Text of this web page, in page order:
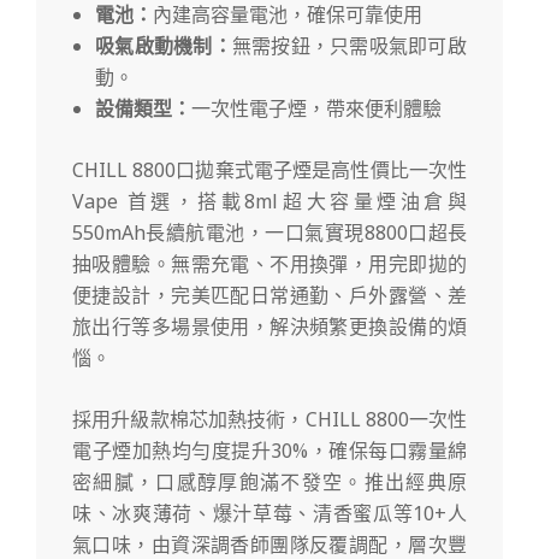
電池： 內建高容量電池，確保可靠使用
吸氣啟動機制： 無需按鈕，只需吸氣即可啟
動。
設備類型：一次性電子煙，帶來便利體驗
CHILL 8800口拋棄式電子煙是高性價比一次性
Vape 首選，搭載8ml超大容量煙油倉與
550mAh長續航電池，一口氣實現8800口超長
抽吸體驗。無需充電、不用換彈，用完即拋的
便捷設計，完美匹配日常通勤、戶外露營、差
旅出行等多場景使用，解決頻繁更換設備的煩
惱。
採用升級款棉芯加熱技術，CHILL 8800一次性
電子煙加熱均勻度提升30%，確保每口霧量綿
密細膩，口感醇厚飽滿不發空。推出經典原
味、冰爽薄荷、爆汁草莓、清香蜜瓜等10+人
氣口味，由資深調香師團隊反覆調配，層次豐